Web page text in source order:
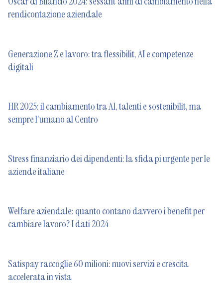
rendicontazione aziendale
Generazione Z e lavoro: tra flessibilit, AI e competenze
digitali
HR 2025: il cambiamento tra AI, talenti e sostenibilit, ma
sempre l'umano al Centro
Stress finanziario dei dipendenti: la sfida pi urgente per le
aziende italiane
Welfare aziendale: quanto contano davvero i benefit per
cambiare lavoro? I dati 2024
Satispay raccoglie 60 milioni: nuovi servizi e crescita
accelerata in vista